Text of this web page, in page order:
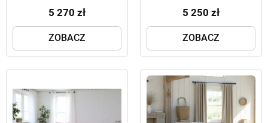
5 270 zł
ZOBACZ
5 250 zł
ZOBACZ